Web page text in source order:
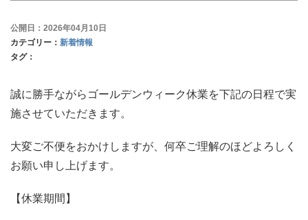
公開日：2026年04月10日
カテゴリー： 新着情報
タグ：
誠に勝手ながらゴールデンウィーク休業を下記の日程で実
施させていただきます。
大変ご不便をおかけしますが、何卒ご理解のほどよろしく
お願い申し上げます。
【休業期間】